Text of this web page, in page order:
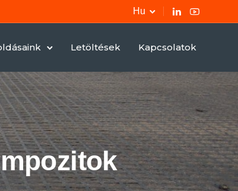
Hu
Letöltések Kapcsolatok